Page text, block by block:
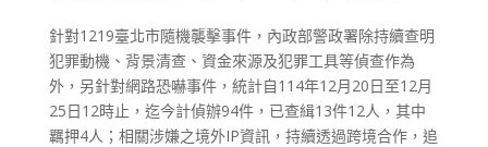
針對1219臺北市隨機襲擊事件，內政部警政署除持續查明
犯罪動機、背景清查、資金來源及犯罪工具等偵查作為
外，另針對網路恐嚇事件，統計自114年12月20日至12月
25日12時止，迄今計偵辦94件，已查緝13件12人，其中
羈押4人；相關涉嫌之境外IP資訊，持續透過跨境合作，追